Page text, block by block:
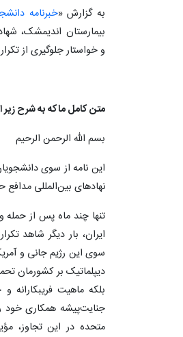
به گزارش «خبرنامه
و خواستار جلوگیری از
متن کامل ماکه به شرح
بسم الله الرحمن الرحیم
این نامه از سوی
نهادهای بین‌المللی
ایران، بار دیگر شاهد
سوی این رژیم جانی و
دیپلماتیک بر کشورمان
بلکه ماهیت
جنایت‌پیشه همکاری خود
متحده در این تجاوز،